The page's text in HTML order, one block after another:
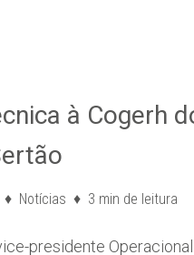
à Cogerh
Notícias 3 min de leitura
presidente